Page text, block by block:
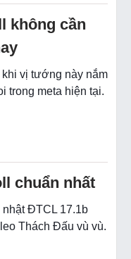
không cần
vị tướng này nắm
trong meta hiện tại.
chuẩn nhất
ĐTCL 17.1b
Thách Đấu vù vù.